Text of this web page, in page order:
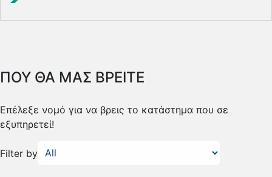
ΠΟΥ ΘΑ ΜΑΣ ΒΡΕΙΤΕ
Επέλεξε νομό για να βρεις το κατάστημα που σε
εξυπηρετεί!
Filter by